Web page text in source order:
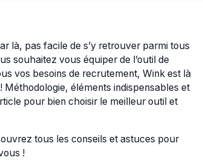
là, pas facile de s’y retrouver parmi tous
souhaitez vous équiper de l’outil de
vos besoins de recrutement, Wink est là
Méthodologie, éléments indispensables et
pour bien choisir le meilleur outil et
tous les conseils et astuces pour
!